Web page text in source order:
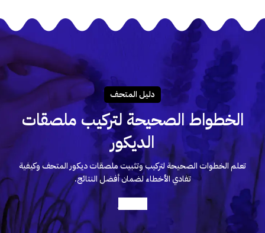
دليـل المتحـف
الخطواط الصحيحة لتركيب ملصقات
الديكور
تعلم الخطوات الصحيحة لتركيب وتثبيت ملصقات ديكور المتحف وكيفية
تفادي الأخطاء لضمان أفضل النتائج.